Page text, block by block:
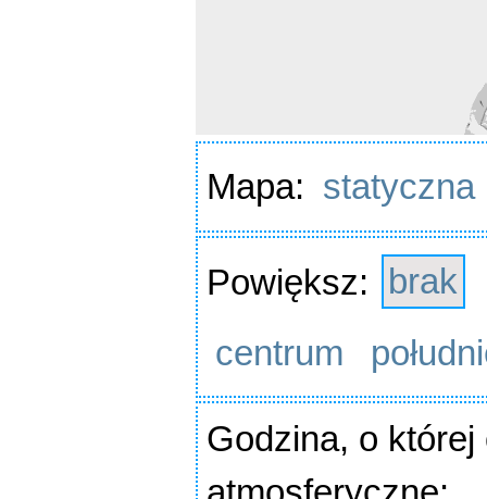
Mapa: statyczna
Powiększ: brak
centrum
Godzina, o której